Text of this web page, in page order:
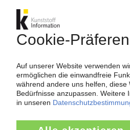
KI – Kunststoff Information
analysiert die für die
entscheidenden
Themenseite „Nahost-
Zur Themenseite...
Nachrichten